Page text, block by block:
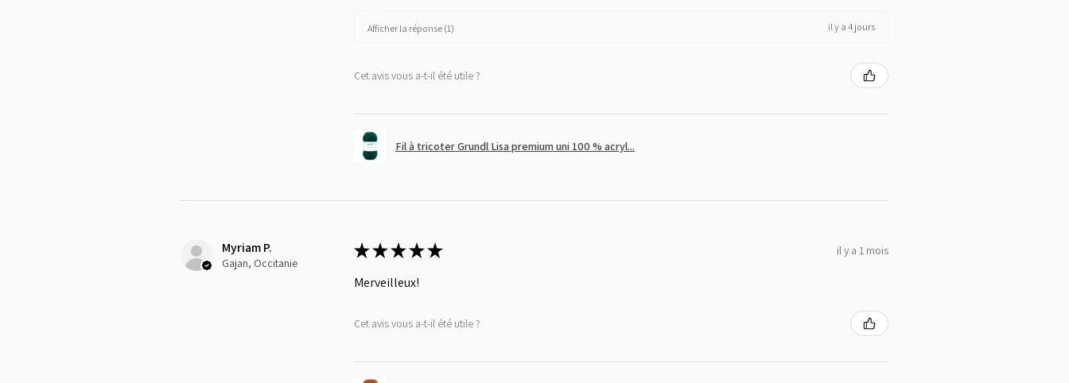
Afficher la réponse (1) il y a 4 jours
Cet avis vous a-t-il été utile ?
Fil à tricoter Grundl Lisa premium uni 100 % acryl...
Myriam P.
Gajan, Occitanie
★★★★★ il y a 1 mois
Merveilleux!
Cet avis vous a-t-il été utile ?